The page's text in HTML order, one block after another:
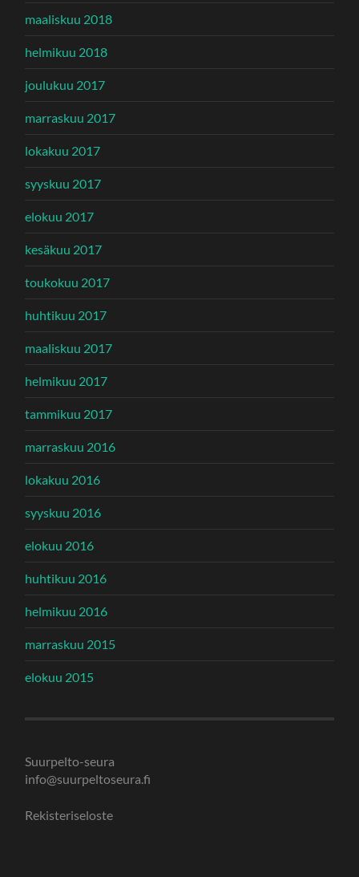
maaliskuu 2018
helmikuu 2018
joulukuu 2017
marraskuu 2017
lokakuu 2017
syyskuu 2017
elokuu 2017
kesäkuu 2017
toukokuu 2017
huhtikuu 2017
maaliskuu 2017
helmikuu 2017
tammikuu 2017
marraskuu 2016
lokakuu 2016
syyskuu 2016
elokuu 2016
huhtikuu 2016
helmikuu 2016
marraskuu 2015
elokuu 2015
Suurpelto-seura
info@suurpeltoseura.fi
Rekisteriseloste